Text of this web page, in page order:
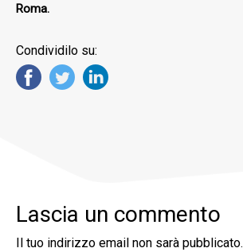
Roma.
Condividilo su:
Lascia un commento
Il tuo indirizzo email non sarà pubblicato.